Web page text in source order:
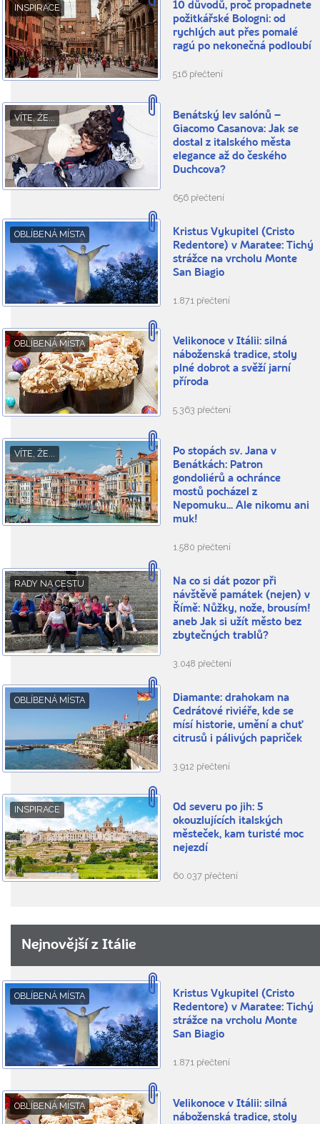
INSPIRACE
10 důvodů, proč propadnete
požitkářské Bologni: od
rychlých aut přes pomalé
ragú po nekonečná podloubí
516 přečtení
VÍTE, ŽE...
Benátský lev salónů –
Giacomo Casanova: Jak se
dostal z italského města
elegance až do českého
Duchcova?
656 přečtení
OBLÍBENÁ MÍSTA
Kristus Vykupitel (Cristo
Redentore) v Maratee: Tichý
strážce na vrcholu Monte
San Biagio
1.871 přečtení
OBLÍBENÁ MÍSTA
Velikonoce v Itálii: silná
náboženská tradice, stoly
plné dobrot a svěží jarní
příroda
5.363 přečtení
VÍTE, ŽE...
Po stopách sv. Jana v
Benátkách: Patron
gondoliérů a ochránce
mostů pocházel z
Nepomuku... Ale nikomu ani
muk!
1.580 přečtení
RADY NA CESTU
Na co si dát pozor při
návštěvě památek (nejen) v
Římě: Nůžky, nože, brousím!
aneb Jak si užít město bez
zbytečných trablů?
3.048 přečtení
OBLÍBENÁ MÍSTA
Diamante: drahokam na
Cedrátové riviéře, kde se
mísí historie, umění a chuť
citrusů i pálivých papriček
3.912 přečtení
INSPIRACE
Od severu po jih: 5
okouzlujících italských
městeček, kam turisté moc
nejezdí
60.037 přečtení
Nejnovější z Itálie
OBLÍBENÁ MÍSTA
Kristus Vykupitel (Cristo
Redentore) v Maratee: Tichý
strážce na vrcholu Monte
San Biagio
1.871 přečtení
OBLÍBENÁ MÍSTA
Velikonoce v Itálii: silná
náboženská tradice, stoly